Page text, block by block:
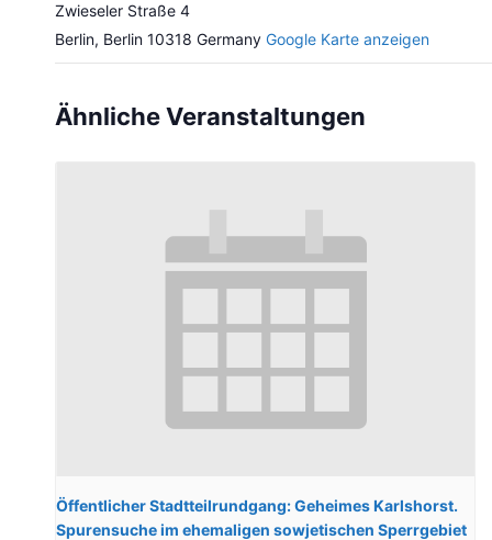
Zwieseler Straße 4
Berlin, Berlin 10318 Germany Google Karte anzeigen
Ähnliche Veranstaltungen
Öffentlicher Stadtteilrundgang: Geheimes Karlshorst.
Spurensuche im ehemaligen sowjetischen Sperrgebiet